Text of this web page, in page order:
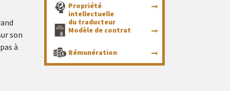
son
à
Propriété
intellectuelle
du traducteur
Modèle de contrat
Rémunération